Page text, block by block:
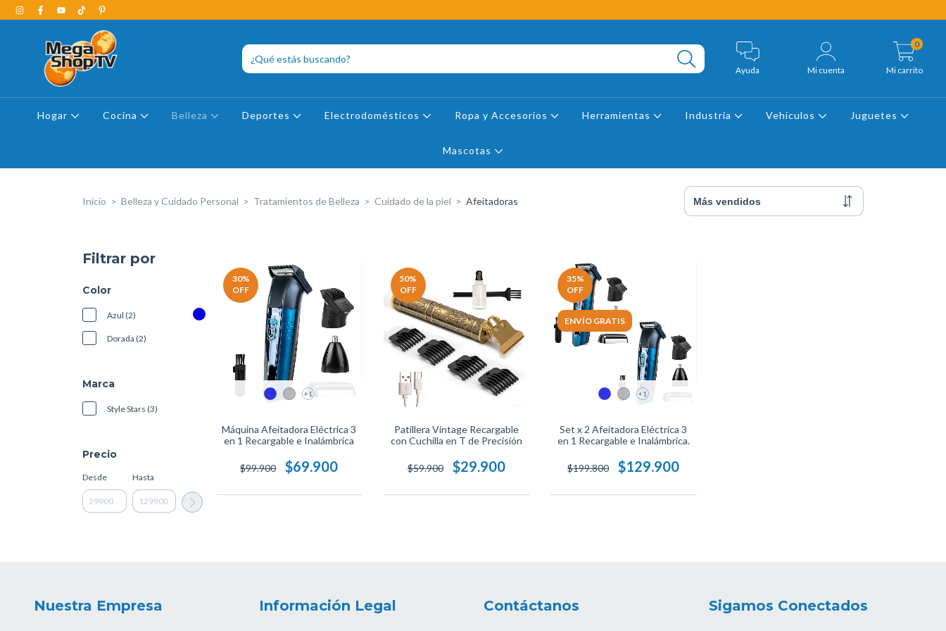
Ayuda Mi cuenta Mi carrito
0
Hogar Cocina Belleza Deportes Electrodomésticos Ropa y Accesorios Herramientas Industria Vehículos Juguetes
Mascotas
Inicio > Belleza y Cuidado Personal > Tratamientos de Belleza > Cuidado de la piel > Afeitadoras
Filtrar por
Color
Azul (2)
Dorada (2)
Marca
Style Stars (3)
Precio
Desde Hasta
30%
OFF
+1
Máquina Afeitadora Eléctrica 3
en 1 Recargable e Inalámbrica
$99.900 $69.900
50%
OFF
Patillera Vintage Recargable
con Cuchilla en T de Precisión
$59.900 $29.900
35%
OFF
ENVÍO GRATIS
+1
Set x 2 Afeitadora Eléctrica 3
en 1 Recargable e Inalámbrica.
$199.800 $129.900
Nuestra Empresa Información Legal Contáctanos Sigamos Conectados